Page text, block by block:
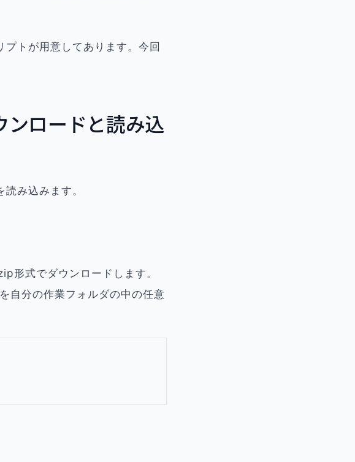
トが用意してあります。今回
ンロードと読み込
み込みます。
形式でダウンロードします。
自分の作業フォルダの中の任意